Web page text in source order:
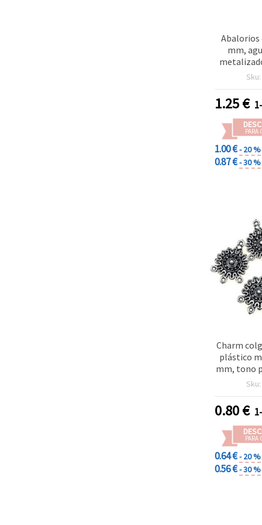
Abalorios
mm,
Sku:
1.25€
PARA
1.00 €- 20 %
0.87 €- 30 %
Charm
plástico
mm, tono
Sku:
0.80€
PARA
0.64 €- 20 %
0.56 €- 30 %